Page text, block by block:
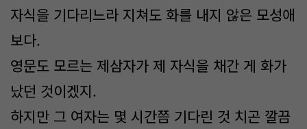
자식을 기다리느라 지쳐도 화를 내지 않은 모성애
보다.
영문도 모르는 제삼자가 제 자식을 채간 게 화가
났던 것이겠지.
하지만 그 여자는 몇 시간쯤 기다린 것 치곤 깔끔